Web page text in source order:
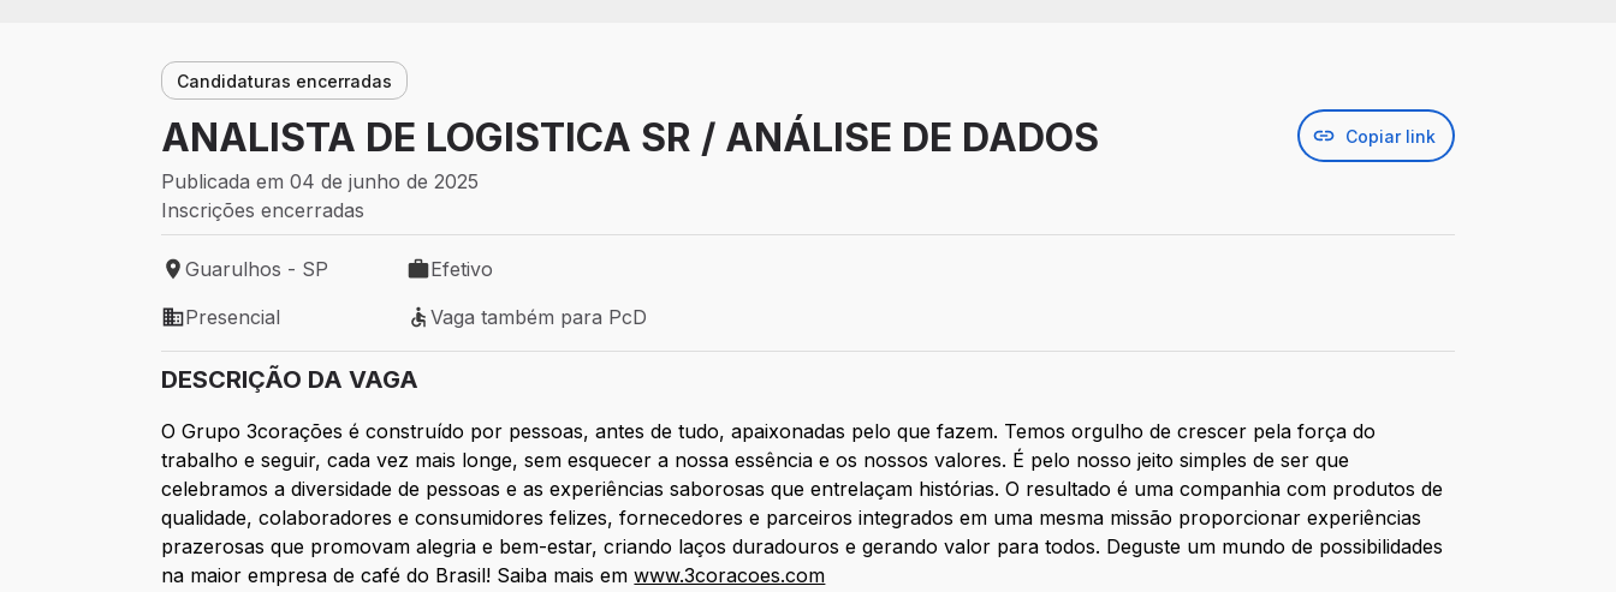
Candidaturas encerradas
ANALISTA DE LOGISTICA SR / ANÁLISE DE DADOS Copiar link
Publicada em 04 de junho de 2025
Inscrições encerradas
Local de trabalho: Guarulhos - SP
Guarulhos - SP
Tipo de vaga: Efetivo
Efetivo
Modelo de trabalho: Presencial
Presencial
Vaga também para PcD
Vaga também para PcD
DESCRIÇÃO DA VAGA
O Grupo 3corações é construído por pessoas, antes de tudo, apaixonadas pelo que fazem. Temos orgulho de crescer pela força do
trabalho e seguir, cada vez mais longe, sem esquecer a nossa essência e os nossos valores. É pelo nosso jeito simples de ser que
celebramos a diversidade de pessoas e as experiências saborosas que entrelaçam histórias. O resultado é uma companhia com produtos de
qualidade, colaboradores e consumidores felizes, fornecedores e parceiros integrados em uma mesma missão proporcionar experiências
prazerosas que promovam alegria e bem-estar, criando laços duradouros e gerando valor para todos. Deguste um mundo de possibilidades
na maior empresa de café do Brasil! Saiba mais emwww.3coracoes.com